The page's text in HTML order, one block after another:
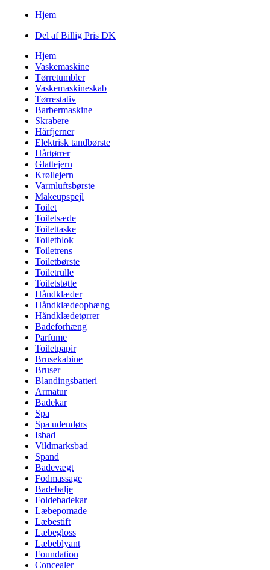
Hjem
Del af Billig Pris DK
Hjem
Vaskemaskine
Tørretumbler
Vaskemaskineskab
Tørrestativ
Barbermaskine
Skrabere
Hårfjerner
Elektrisk tandbørste
Hårtørrer
Glattejern
Krøllejern
Varmluftsbørste
Makeupspejl
Toilet
Toiletsæde
Toilettaske
Toiletblok
Toiletrens
Toiletbørste
Toiletrulle
Toiletstøtte
Håndklæder
Håndklædeophæng
Håndklædetørrer
Badeforhæng
Parfume
Toiletpapir
Brusekabine
Bruser
Blandingsbatteri
Armatur
Badekar
Spa
Spa udendørs
Isbad
Vildmarksbad
Spand
Badevægt
Fodmassage
Badebalje
Foldebadekar
Læbepomade
Læbestift
Læbegloss
Læbeblyant
Foundation
Concealer